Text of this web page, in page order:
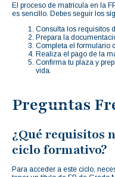
El proceso de matrícula en la
es sencillo. Debes seguir los
Consulta los requisitos
Prepara la
Completa el formulario
Realiza el pago de la
Confirma tu plaza y
vida.
Preguntas
¿Qué requisitos
ciclo formativo?
Para acceder a este ciclo,